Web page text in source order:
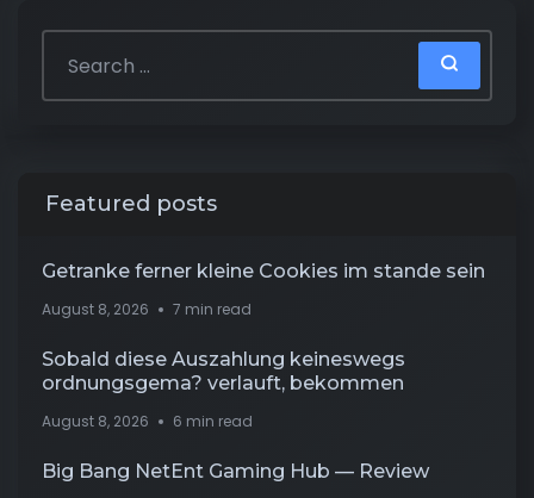
Featured posts
Getranke ferner kleine Cookies im stande sein
August 8, 2026 7 min read
Sobald diese Auszahlung keineswegs
ordnungsgema? verlauft, bekommen
August 8, 2026 6 min read
Big Bang NetEnt Gaming Hub — Review